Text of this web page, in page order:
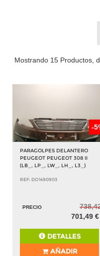
Mostrando 15 Productos,
-
PARAGOLPES DELANTERO
PEUGEOT PEUGEOT 308 II
(LB_, LP_, LW_, LH_, L3_)
REF: DO1490903
PRECIO
701,49 €
DETALLES
AÑADIR